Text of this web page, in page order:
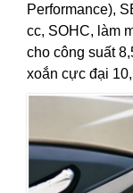
Performance),
cc, SOHC, làm
cho công suất
xoắn cực đại